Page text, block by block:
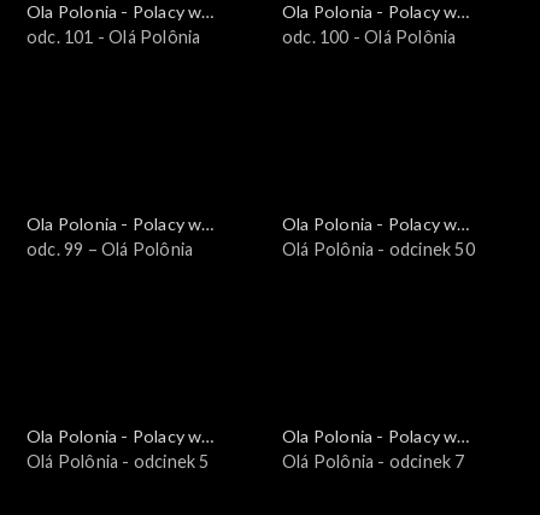
Ola Polonia - Polacy w
Brazylii i Ameryce
odc. 101 - Olá Polônia
Ola Polonia - Polacy w
Brazylii i Ameryce
odc. 100 - Olá Polônia
Ola Polonia - Polacy w
Brazylii i Ameryce
odc. 99 – Olá Polônia
Ola Polonia - Polacy w
Brazylii i Ameryce
Olá Polônia - odcinek 50
Ola Polonia - Polacy w
Brazylii i Ameryce
Olá Polônia - odcinek 5
Ola Polonia - Polacy w
Brazylii i Ameryce
Olá Polônia - odcinek 7